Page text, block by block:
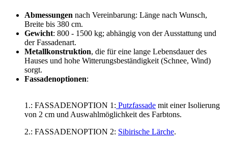
Abmessungen nach Vereinbarung: Länge nach Wunsch,
Breite bis 380 cm.
Gewicht: 800 - 1500 kg; abhängig von der Ausstattung und
der Fassadenart.
Metallkonstruktion, die für eine lange Lebensdauer des
Hauses und hohe Witterungsbeständigkeit (Schnee, Wind)
sorgt.
Fassadenoptionen:
1.: FASSADENOPTION 1: Putzfassade mit einer Isolierung
von 2 cm und Auswahlmöglichkeit des Farbtons.
2.: FASSADENOPTION 2: Sibirische Lärche.